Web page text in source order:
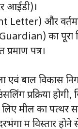
आईडी)।
Letter) और
का पूरा
पत्र।
एवं बाल विकास
प्रक्रिया होगी,
मील का पत्थर
में विस्तार